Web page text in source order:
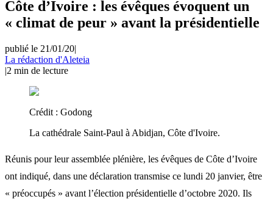
Côte d’Ivoire : les évêques évoquent un
« climat de peur » avant la présidentielle
publié le 21/01/20|
La rédaction d'Aleteia
|2 min de lecture
Crédit : Godong
La cathédrale Saint-Paul à Abidjan, Côte d'Ivoire.
Réunis pour leur assemblée plénière, les évêques de Côte d’Ivoire
ont indiqué, dans une déclaration transmise ce lundi 20 janvier, être
« préoccupés » avant l’élection présidentielle d’octobre 2020. Ils